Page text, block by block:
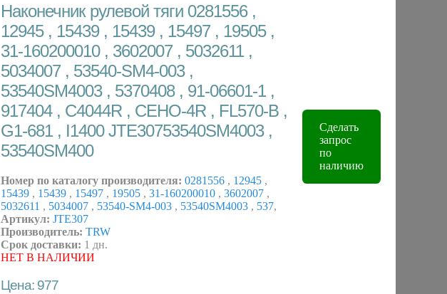
Наконечник рулевой тяги 0281556 ,
12945 , 15439 , 15439 , 15497 , 19505 ,
31-160200010 , 3602007 , 5032611 ,
5034007 , 53540-SM4-003 ,
53540SM4003 , 5370408 , 91-06601-1 ,
917404 , C4044R , CEHO-4R , FL570-B ,
G1-681 , I1400 JTE30753540SM4003 ,
53540SM400
Номер по каталогу производителя: 0281556 , 12945 ,
15439 , 15439 , 15497 , 19505 , 31-160200010 , 3602007 ,
5032611 , 5034007 , 53540-SM4-003 , 53540SM4003 , 537,
Артикул: JTE307
Производитель: TRW
Срок доставки: 1 дн.
НЕТ В НАЛИЧИИ
Цена: 977
Сделать
запрос
по
наличию